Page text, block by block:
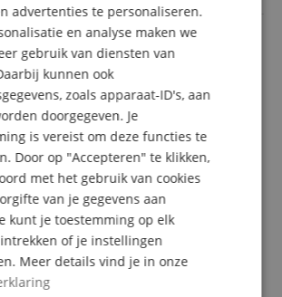
KTP-30MB MardiBrass Kunststof
blauw
en zeer stabiel
slecht weer
en intonatie
kunststof
SPANISH
advertenties te personaliseren.
en analyse maken we
gebruik van diensten van
kunnen ook
zoals apparaat-ID's, aan
doorgegeven. Je
is vereist om deze functies te
Door op "Accepteren" te klikken,
met het gebruik van cookies
van je gegevens aan
kunt je toestemming op elk
of je instellingen
Meer details vind je in onze